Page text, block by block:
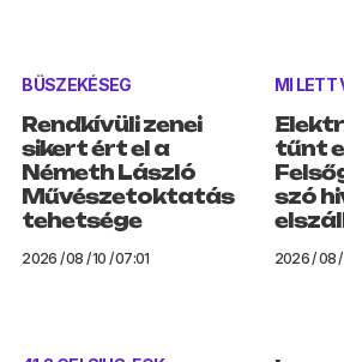
BÜSZEKÉSEG
Rendkívüli zenei
sikert ért el a
Németh László
Művészetoktatás
tehetsége
2026 / 08 / 10 / 07:01
MI LETT
tűnt el
szó
2026 / 08